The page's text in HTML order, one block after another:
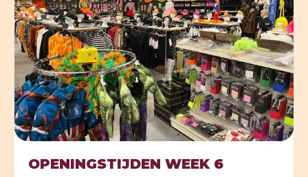
OPENINGSTIJDEN WEEK 6